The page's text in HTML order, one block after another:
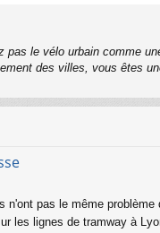
pas le vélo urbain comme
des villes, vous êtes
n'ont pas le même problème
les lignes de tramway à